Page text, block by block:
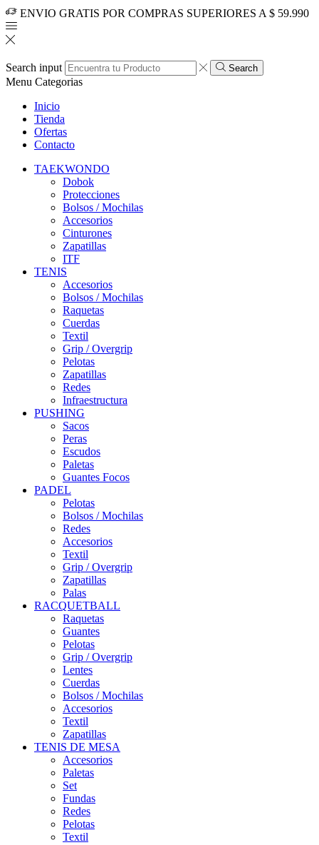
ENVIO GRATIS POR COMPRAS SUPERIORES A $ 59.990
Search input Search
Menu Categorias
Inicio
Tienda
Ofertas
Contacto
TAEKWONDO
Dobok
Protecciones
Bolsos / Mochilas
Accesorios
Cinturones
Zapatillas
ITF
TENIS
Accesorios
Bolsos / Mochilas
Raquetas
Cuerdas
Textil
Grip / Overgrip
Pelotas
Zapatillas
Redes
Infraestructura
PUSHING
Sacos
Peras
Escudos
Paletas
Guantes Focos
PADEL
Pelotas
Bolsos / Mochilas
Redes
Accesorios
Textil
Grip / Overgrip
Zapatillas
Palas
RACQUETBALL
Raquetas
Guantes
Pelotas
Grip / Overgrip
Lentes
Cuerdas
Bolsos / Mochilas
Accesorios
Textil
Zapatillas
TENIS DE MESA
Accesorios
Paletas
Set
Fundas
Redes
Pelotas
Textil